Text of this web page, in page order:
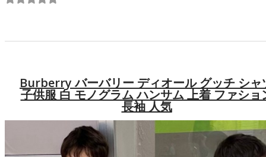
Burberry バーバリー ディオール グッチ シャ
子供服 白 モノグラム ハンサム 上着 ファショ
長袖 人気